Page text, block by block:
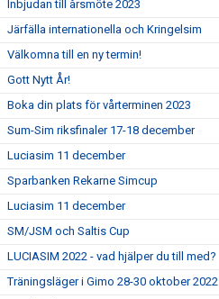
Inbjudan till årsmöte 2023
Järfälla internationella och Kringelsim
Välkomna till en ny termin!
Gott Nytt År!
Boka din plats för vårterminen 2023
Sum-Sim riksfinaler 17-18 december
Luciasim 11 december
Sparbanken Rekarne Simcup
Luciasim 11 december
SM/JSM och Saltis Cup
LUCIASIM 2022 - vad hjälper du till med?
Träningsläger i Gimo 28-30 oktober 2022